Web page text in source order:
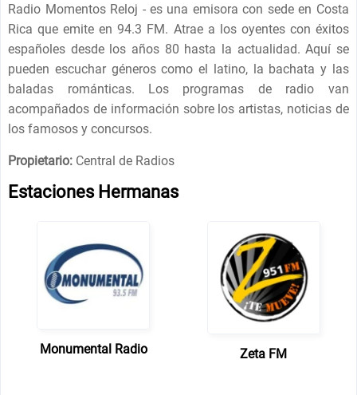
Radio Momentos Reloj - es una emisora con sede en Costa
Rica que emite en 94.3 FM. Atrae a los oyentes con éxitos
españoles desde los años 80 hasta la actualidad. Aquí se
pueden escuchar géneros como el latino, la bachata y las
baladas románticas. Los programas de radio van
acompañados de información sobre los artistas, noticias de
los famosos y concursos.
Propietario: Central de Radios
Estaciones Hermanas
Monumental Radio Zeta FM